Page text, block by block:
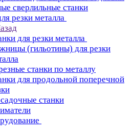
сверлильные станки
резки металла
для резки металла
(гильотины) для резки
станки по металлу
для продольной поперечной
станки